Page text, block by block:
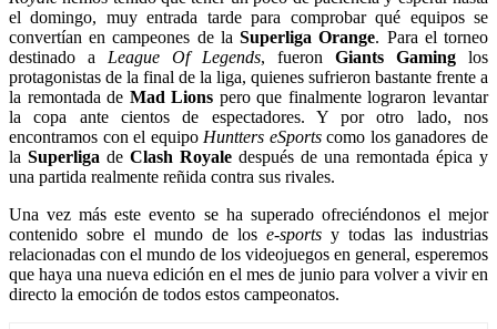
el domingo, muy entrada tarde para comprobar qué equipos se
convertían en campeones de laSuperliga Orange. Para el torneo
destinado a League Of Legends, fueron Giants Gaming los
protagonistas de la final de la liga, quienes sufrieron bastante frente a
la remontada de Mad Lions pero que finalmente lograron levantar
la copa ante cientos de espectadores. Y por otro lado, nos
encontramos con el equipoHuntters eSportscomo los ganadores de
la Superliga de Clash Royale después de una remontada épica y
una partida realmente reñida contra sus rivales.
Una vez más este evento se ha superado ofreciéndonos el mejor
contenido sobre el mundo de los e-sports y todas las industrias
relacionadas con el mundo de los videojuegos en general, esperemos
que haya una nueva edición en el mes de junio para volver a vivir en
directo la emoción de todos estos campeonatos.